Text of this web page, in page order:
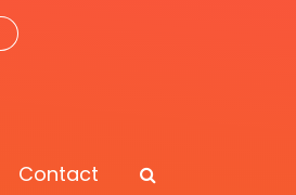
Contact